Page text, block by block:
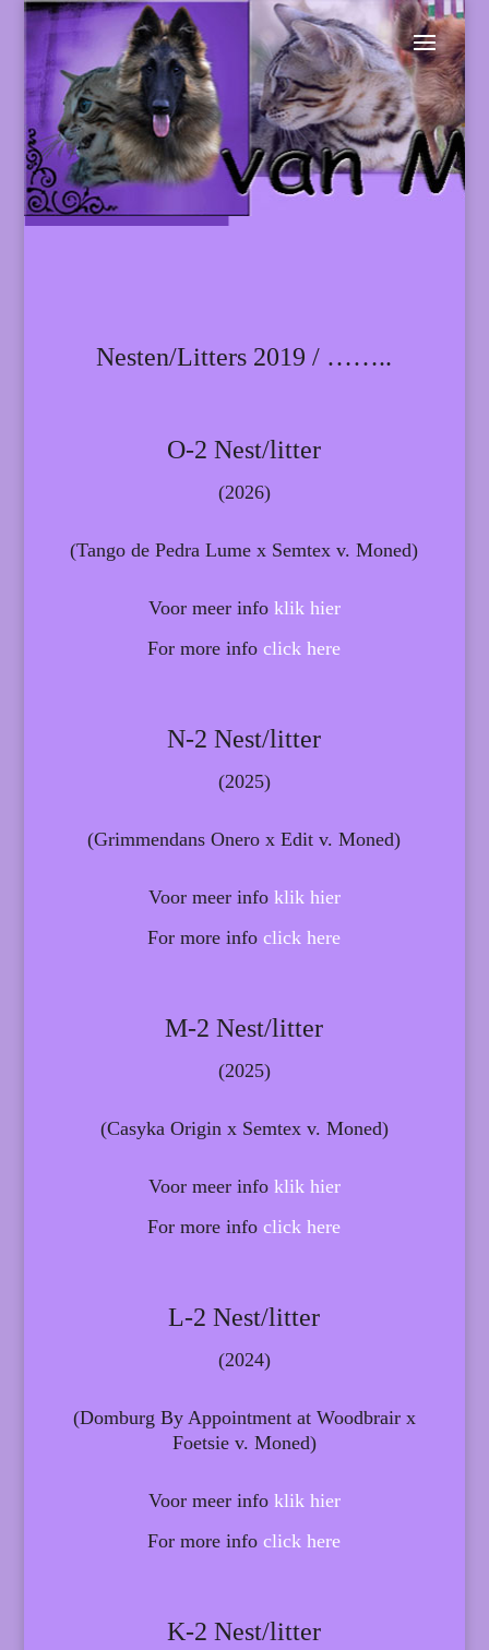
Nesten/Litters 2019 / ……..
O-2 Nest/litter
(2026)
(Tango de Pedra Lume x Semtex v. Moned)
Voor meer info klik hier
For more infoclick here
N-2 Nest/litter
(2025)
(Grimmendans Onero x Edit v. Moned)
Voor meer info klik hier
For more infoclick here
M-2 Nest/litter
(2025)
(Casyka Origin x Semtex v. Moned)
Voor meer info klik hier
For more infoclick here
L-2 Nest/litter
(2024)
(Domburg By Appointment at Woodbrair x
Foetsie v. Moned)
Voor meer info klik hier
For more infoclick here
K-2 Nest/litter